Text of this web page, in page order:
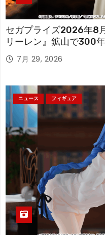
セガプライズ2026年8
リーレン』鉱山で300
「フリーレン」を立体化
7月 29, 2026
ニュース フィギュア